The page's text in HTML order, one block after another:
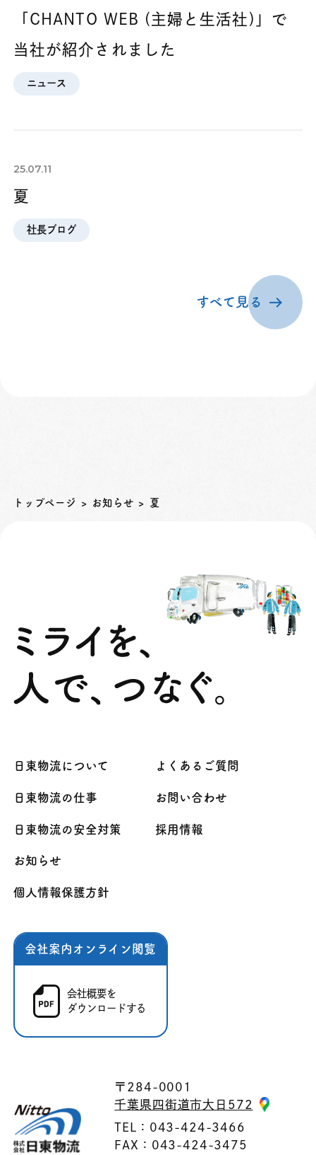
「CHANTO WEB (主婦と生活社)」で
当社が紹介されました
ニュース
25.07.11
夏
社長ブログ
すべて見る
トップページ お知らせ 夏
日東物流について
日東物流の仕事
日東物流の安全対策
お知らせ
個人情報保護方針
よくあるご質問
お問い合わせ
採用情報
会社案内オンライン閲覧
会社概要を
ダウンロードする
〒284-0001
千葉県四街道市大日572
TEL：043-424-3466
FAX：043-424-3475